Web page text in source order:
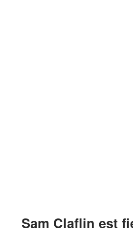
Sam Claflin est fier d'être le